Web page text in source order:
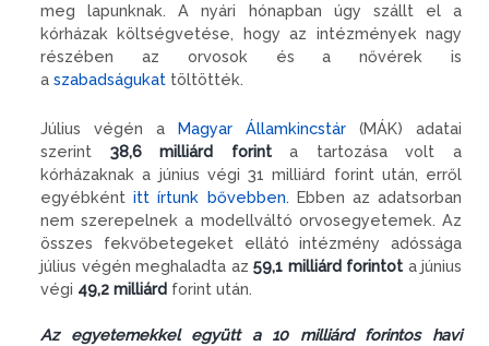
meg lapunknak. A nyári hónapban úgy szállt el a
kórházak költségvetése, hogy az intézmények nagy
részében az orvosok és a nővérek is
a szabadságukat töltötték.
Július végén a Magyar Államkincstár (MÁK) adatai
szerint 38,6 milliárd forinta tartozása volt a
kórházaknak a június végi 31 milliárd forint után, erről
egyébkéntitt írtunk bővebben. Ebben az adatsorban
nem szerepelnek a modellváltó orvosegyetemek. Az
összes fekvőbetegeket ellátó intézmény adóssága
július végén meghaladta az 59,1 milliárd forintot a június
végi 49,2 milliárd forint után.
Az egyetemekkel együtt a 10 milliárd forintos havi